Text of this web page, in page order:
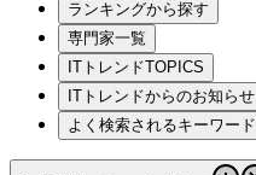
ランキングから探す
専門家一覧
ITトレンドTOPICS
ITトレンドからのお知らせ
よく検索されるキーワード